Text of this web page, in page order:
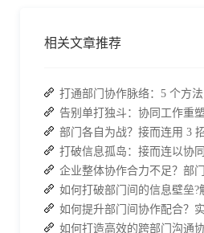
相关文章推荐
如何打破部门间的信息壁垒?
如何提升部门间协作配合？